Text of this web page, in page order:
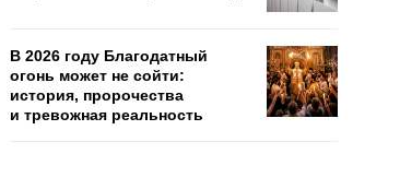
В 2026 году Благодатный
огонь может не сойти:
история, пророчества
и тревожная реальность